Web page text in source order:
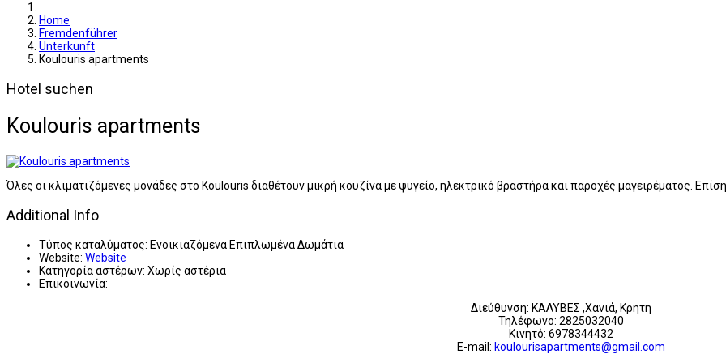
Home
Fremdenführer
Unterkunft
Koulouris apartments
Hotel suchen
Koulouris apartments
Όλες οι κλιματιζόμενες μονάδες στο Koulouris διαθέτουν μικρή κουζίνα με ψυγείο, ηλεκτρικό βραστήρα και παροχές μαγειρέματος.
Additional Info
Τύπος καταλύματος: Ενοικιαζόμενα Επιπλωμένα Δωμάτια
Website: Website
Κατηγορία αστέρων: Χωρίς αστέρια
Επικοινωνία:
Διεύθυνση: ΚΑΛΥΒΕΣ ,Χανιά, Κρητη
Τηλέφωνο: 2825032040
Κινητό: 6978344432
E-mail: koulourisapartments@gmail.com